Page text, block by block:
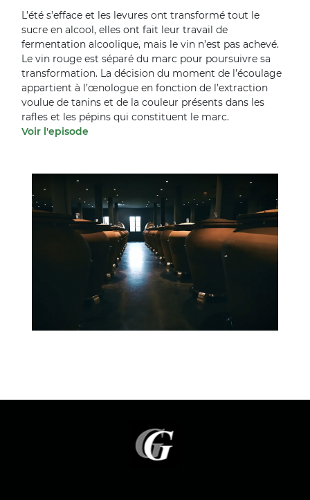
L’été s’efface et les levures ont transformé tout le
sucre en alcool, elles ont fait leur travail de
fermentation alcoolique, mais le vin n’est pas achevé.
Le vin rouge est séparé du marc pour poursuivre sa
transformation. La décision du moment de l’écoulage
appartient à l’œnologue en fonction de l’extraction
voulue de tanins et de la couleur présents dans les
rafles et les pépins qui constituent le marc.
Voir l'episode